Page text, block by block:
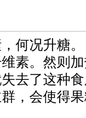
何况升糖。
素。然则
去了这种
，会使得